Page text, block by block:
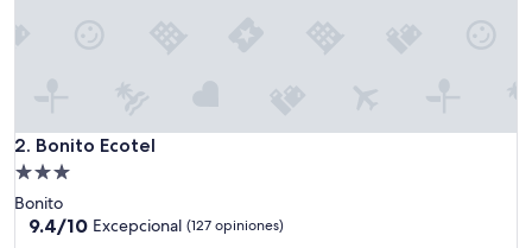
2. Bonito Ecotel
Bonito Ecotel
Propiedad
de
3.0
Bonito
9.4
9.4/10 Excepcional (127 opiniones)